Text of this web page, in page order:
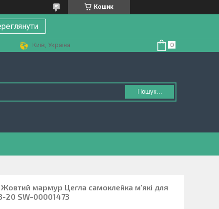
Кошик
Київ, Україна
Пошук...
мармур Цегла самоклейка м'які для
20 SW-00001473